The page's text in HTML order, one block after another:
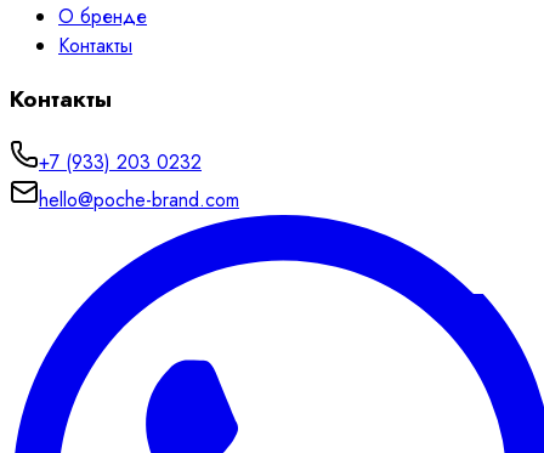
О бренде
Контакты
Контакты
+7 (933) 203 0232
hello@poche-brand.com